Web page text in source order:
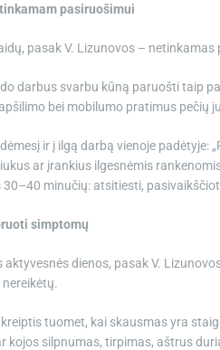
pasiruošimui
pasak V. Lizunovos –
darbus svarbu kūną paruošti taip
bei mobilumo pratimus pečių
ir į ilgą darbą vienoje padėtyje:
ar įrankius ilgesnėmis
minučių: atsitiesti,
simptomų
aktyvesnės dienos, pasak V.
tuomet, kai skausmas yra
kojos silpnumas, tirpimas, aštrus